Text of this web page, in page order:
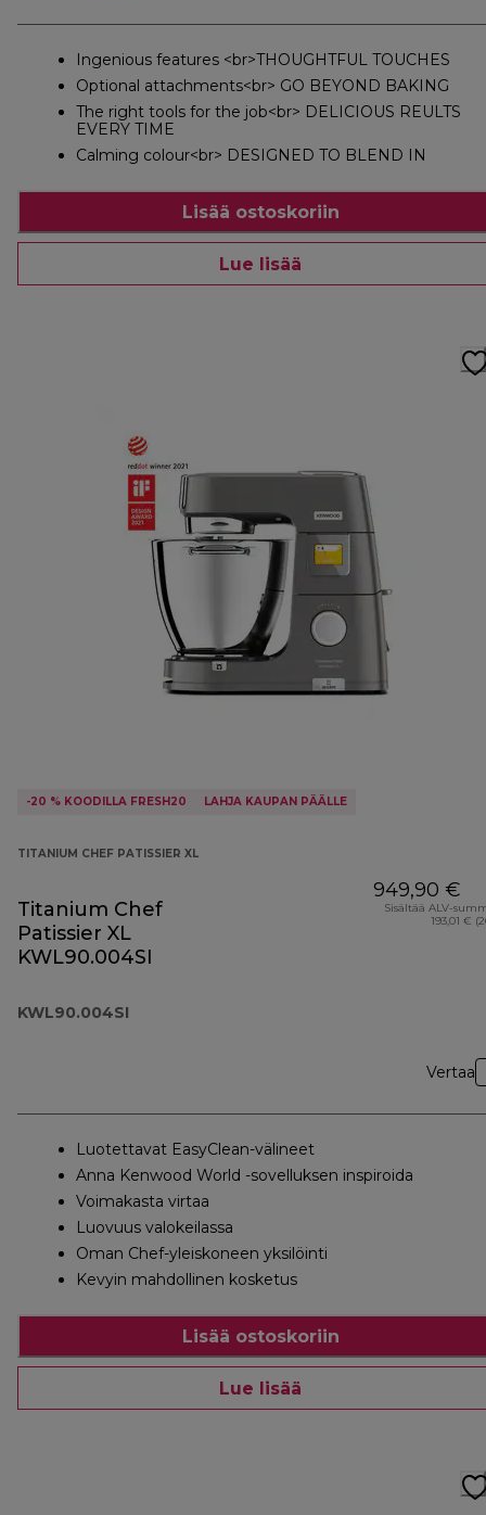
Ingenious features <br>THOUGHTFUL TOUCHES
Optional attachments<br> GO BEYOND BAKING
The right tools for the job<br> DELICIOUS REULTS
EVERY TIME
Calming colour<br> DESIGNED TO BLEND IN
Lisää ostoskoriin
Lue lisää
-20 % KOODILLA FRESH20 LAHJA KAUPAN PÄÄLLE
TITANIUM CHEF PATISSIER XL
Titanium Chef
Patissier XL
KWL90.004SI
KWL90.004SI
949,90 €
Sisältää ALV-
193,01 €
Vertaa
Luotettavat EasyClean-välineet
Anna Kenwood World -sovelluksen inspiroida
Voimakasta virtaa
Luovuus valokeilassa
Oman Chef-yleiskoneen yksilöinti
Kevyin mahdollinen kosketus
Lisää ostoskoriin
Lue lisää